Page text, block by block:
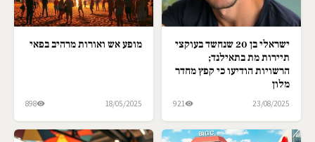
ישראלי בן 20 שנחשד בעוקצי
תיירות מת בתאילנד;
הרשויות הודיעו כי קפץ מחדר
מלון
23/08/2025
921
מופע אש ואורות מרהיב בפאי
18/05/2025
898